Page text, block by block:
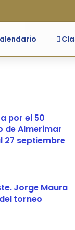
por el 50
de Almerimar
27 septiembre
Jorge Maura
torneo